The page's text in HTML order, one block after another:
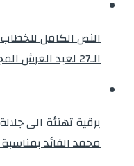
النص الكامل
الـ27 لعيد العرش المجيد
برقية تهنئة الى
محمد الفائد